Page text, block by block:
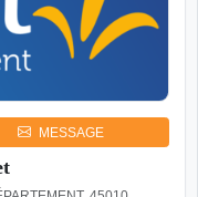
MESSAGE